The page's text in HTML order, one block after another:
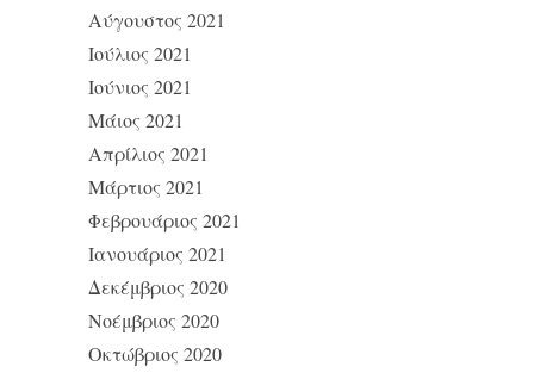
Αύγουστος 2021
Ιούλιος 2021
Ιούνιος 2021
Μάιος 2021
Απρίλιος 2021
Μάρτιος 2021
Φεβρουάριος 2021
Ιανουάριος 2021
Δεκέμβριος 2020
Νοέμβριος 2020
Οκτώβριος 2020